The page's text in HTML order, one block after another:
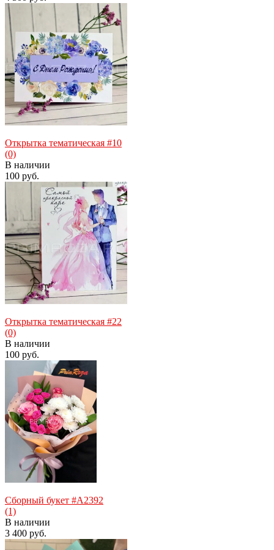
избранное сравнить
избранное сравнить
Открытка тематическая #10
(0)
В наличии
100 руб.
избранное сравнить
Открытка тематическая #22
(0)
В наличии
100 руб.
Сборный букет #A2392
(1)
В наличии
3 400 руб.